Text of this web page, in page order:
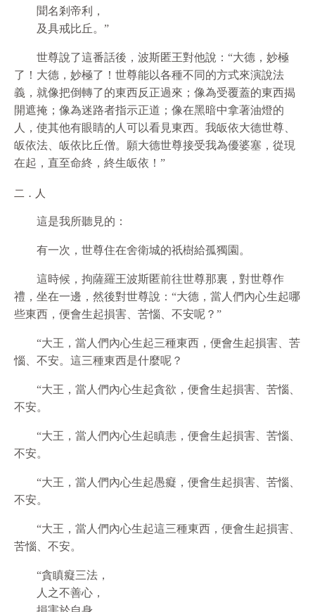
聞名剎帝利，
及具戒比丘。”
世尊說了這番話後，波斯匿王對他說：“大德，妙極
了！大德，妙極了！世尊能以各種不同的方式來演說法
義，就像把倒轉了的東西反正過來；像為受覆蓋的東西揭
開遮掩；像為迷路者指示正道；像在黑暗中拿著油燈的
人，使其他有眼睛的人可以看見東西。我皈依大德世尊、
皈依法、皈依比丘僧。願大德世尊接受我為優婆塞，從現
在起，直至命終，終生皈依！”
二．人
這是我所聽見的：
有一次，世尊住在舍衛城的祇樹給孤獨園。
這時候，拘薩羅王波斯匿前往世尊那裏，對世尊作
禮，坐在一邊，然後對世尊說：“大德，當人們內心生起哪
些東西，便會生起損害、苦惱、不安呢？”
“大王，當人們內心生起三種東西，便會生起損害、苦
惱、不安。這三種東西是什麼呢？
“大王，當人們內心生起貪欲，便會生起損害、苦惱、
不安。
“大王，當人們內心生起瞋恚，便會生起損害、苦惱、
不安。
“大王，當人們內心生起愚癡，便會生起損害、苦惱、
不安。
“大王，當人們內心生起這三種東西，便會生起損害、
苦惱、不安。
“貪瞋癡三法，
人之不善心，